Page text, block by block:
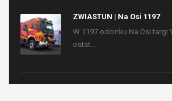
ZWIASTUN | Na Osi 1197
W 1197 odcinku Na Osi targi
ostat...